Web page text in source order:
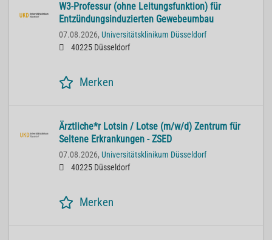
W3-Professur (ohne Leitungsfunktion) für
Entzündungsinduzierten Gewebeumbau
07.08.2026, Universitätsklinikum Düsseldorf
40225 Düsseldorf
Merken
Ärztliche*r Lotsin / Lotse (m/w/d) Zentrum für
Seltene Erkrankungen - ZSED
07.08.2026, Universitätsklinikum Düsseldorf
40225 Düsseldorf
Merken